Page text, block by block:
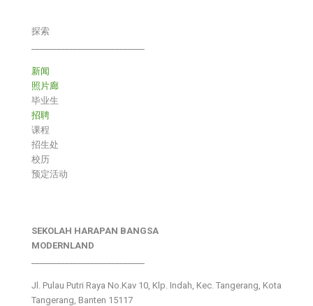
探索
新闻
照片廊
毕业生
招聘
课程
招生处
校历
预定活动
SEKOLAH HARAPAN BANGSA
MODERNLAND
Jl. Pulau Putri Raya No.Kav 10, Klp. Indah, Kec. Tangerang, Kota
Tangerang, Banten 15117